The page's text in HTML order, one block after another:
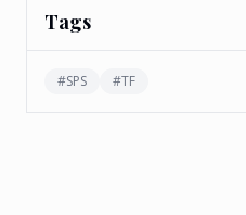
Tags
#SPS #TF